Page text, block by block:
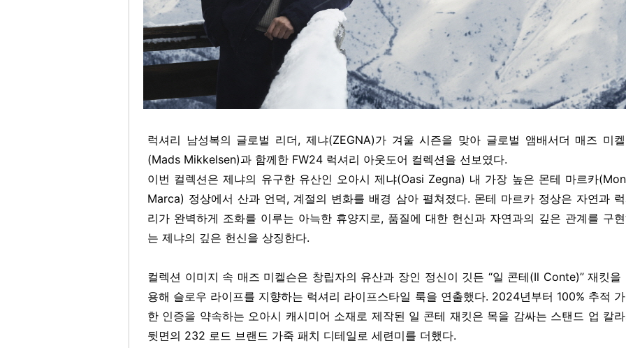
럭셔리 남성복의 글로벌 리더, 제냐(ZEGNA)가 겨울 시즌을 맞아 글로벌 앰배서더 매즈 미
(Mads Mikkelsen)과 함께한 FW24 럭셔리 아웃도어 컬렉션을 선보였다.
이번 컬렉션은 제냐의 유구한 유산인 오아시 제냐(Oasi Zegna) 내 가장 높은 몬테 마르카
Marca) 정상에서 산과 언덕, 계절의 변화를 배경 삼아 펼쳐졌다. 몬테 마르카 정상은 자연과 럭
리가 완벽하게 조화를 이루는 아늑한 휴양지로, 품질에 대한 헌신과 자연과의 깊은 관계를 구
는 제냐의 깊은 헌신을 상징한다.
컬렉션 이미지 속 매즈 미켈슨은 창립자의 유산과 장인 정신이 깃든 “일 콘테(Il Conte)” 재킷을
용해 슬로우 라이프를 지향하는 럭셔리 라이프스타일 룩을 연출했다. 2024년부터 100% 추적
한 인증을 약속하는 오아시 캐시미어 소재로 제작된 일 콘테 재킷은 목을 감싸는 스탠드 업 칼
뒷면의 232 로드 브랜드 가죽 패치 디테일로 세련미를 더했다.